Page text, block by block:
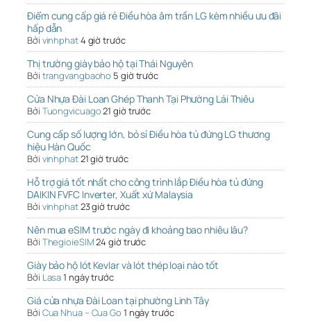
Điểm cung cấp giá rẻ Điều hòa âm trần LG kèm nhiều ưu đãi
hấp dẫn
Bởi vinhphat4 giờ trước
Thị trường giày bảo hộ tại Thái Nguyên
Bởi trangvangbaoho 5 giờ trước
Cửa Nhựa Đài Loan Ghép Thanh Tại Phường Lái Thiêu
Bởi Tuongvicuago21 giờ trước
Cung cấp số lượng lớn, bỏ sỉ Điều hòa tủ đứng LG thương
hiệu Hàn Quốc
Bởi vinhphat21 giờ trước
Hỗ trợ giá tốt nhất cho công trình lắp Điều hòa tủ đứng
DAIKIN FVFC Inverter, Xuất xứ Malaysia
Bởi vinhphat23 giờ trước
Nên mua eSIM trước ngày đi khoảng bao nhiêu lâu?
Bởi ThegioieSIM24 giờ trước
Giày bảo hộ lót Kevlar và lót thép loại nào tốt
Bởi Lasa1 ngày trước
Giá cửa nhựa Đài Loan tại phường Linh Tây
Bởi Cua Nhua – Cua Go 1 ngày trước